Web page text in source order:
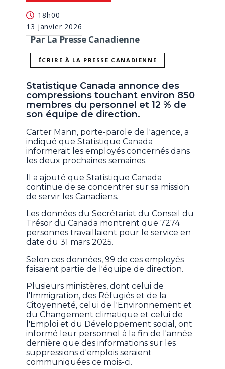
18h00
13 janvier 2026
Par La Presse Canadienne
ÉCRIRE À LA PRESSE CANADIENNE
Statistique Canada annonce des
compressions touchant environ 850
membres du personnel et 12 % de
son équipe de direction.
Carter Mann, porte-parole de l'agence, a
indiqué que Statistique Canada
informerait les employés concernés dans
les deux prochaines semaines.
Il a ajouté que Statistique Canada
continue de se concentrer sur sa mission
de servir les Canadiens.
Les données du Secrétariat du Conseil du
Trésor du Canada montrent que 7274
personnes travaillaient pour le service en
date du 31 mars 2025.
Selon ces données, 99 de ces employés
faisaient partie de l'équipe de direction.
Plusieurs ministères, dont celui de
l'Immigration, des Réfugiés et de la
Citoyenneté, celui de l'Environnement et
du Changement climatique et celui de
l'Emploi et du Développement social, ont
informé leur personnel à la fin de l'année
dernière que des informations sur les
suppressions d'emplois seraient
communiquées ce mois-ci.